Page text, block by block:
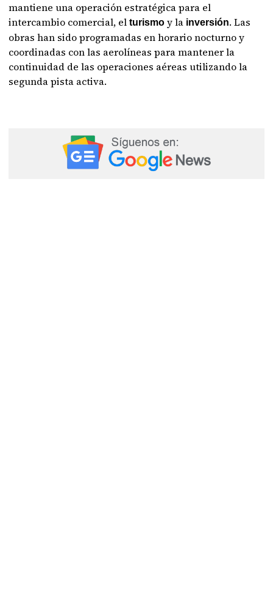
mantiene una operación estratégica para el
intercambio comercial, elturismo y la inversión. Las
obras han sido programadas en horario nocturno y
coordinadas con las aerolíneas para mantener la
continuidad de las operaciones aéreas utilizando la
segunda pista activa.